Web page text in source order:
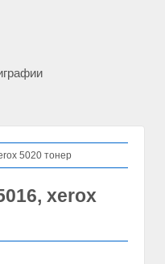
5020 тонер
xerox